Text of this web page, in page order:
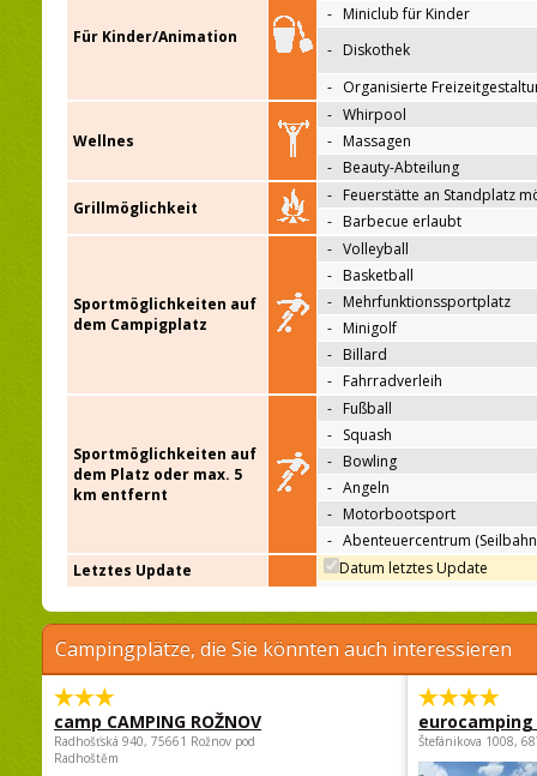
Für Kinder/Animation
- Miniclub für Kinder
- Diskothek
- Organisierte
Wellnes
- Whirpool
- Massagen
- Beauty-Abteilung
Grillmöglichkeit
- Feuerstätte an Standplatz
- Barbecue erlaubt
Sportmöglichkeiten auf
dem Campigplatz
- Volleyball
- Basketball
- Mehrfunktionssportplatz
- Minigolf
- Billard
- Fahrradverleih
Sportmöglichkeiten auf
dem Platz oder max. 5
km entfernt
- Fußball
- Squash
- Bowling
- Angeln
- Motorbootsport
- Abenteuercentrum
Letztes Update
Datum letztes Update
Campingplätze, die Sie könnten auch interessieren
camp CAMPING ROŽNOV
Radhošťská 940, 75661 Rožnov pod
Radhoštěm
Štefánikova 1008,